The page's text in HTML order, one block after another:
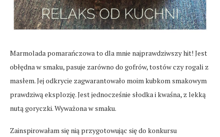
Marmolada pomarańczowa to dla mnie najprawdziwszy hit! Jest
obłędna w smaku, pasuje zarówno do gofrów, tostów czy rogali z
masłem. Jej odkrycie zagwarantowało moim kubkom smakowym
prawdziwą eksplozję. Jest jednocześnie słodka i kwaśna, z lekką
nutą goryczki. Wyważona w smaku.
Zainspirowałam się nią przygotowując się do konkursu